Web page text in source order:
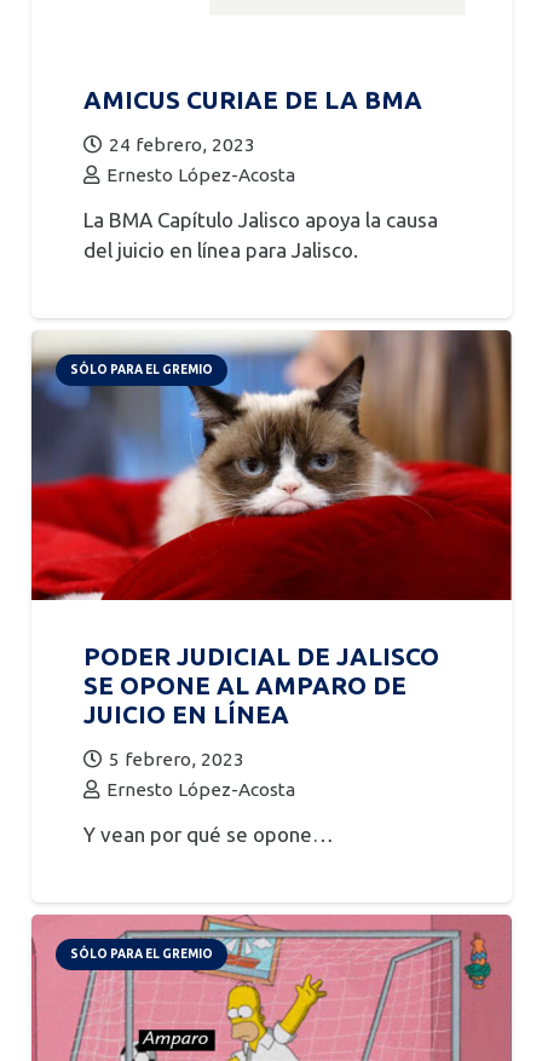
AMICUS CURIAE DE LA BMA
24 febrero, 2023
Ernesto López-Acosta
La BMA Capítulo Jalisco apoya la causa
del juicio en línea para Jalisco.
SÓLO PARA EL GREMIO
PODER JUDICIAL DE JALISCO
SE OPONE AL AMPARO DE
JUICIO EN LÍNEA
5 febrero, 2023
Ernesto López-Acosta
Y vean por qué se opone…
SÓLO PARA EL GREMIO